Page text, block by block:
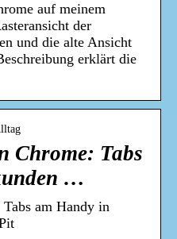
auf meinem
der
und die alte Ansicht
erklärt die
Chrome: Tabs
…
am Handy in